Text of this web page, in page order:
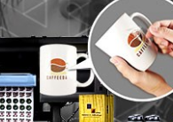
ابزاریراق درب سریع بالارونده
بالارونده